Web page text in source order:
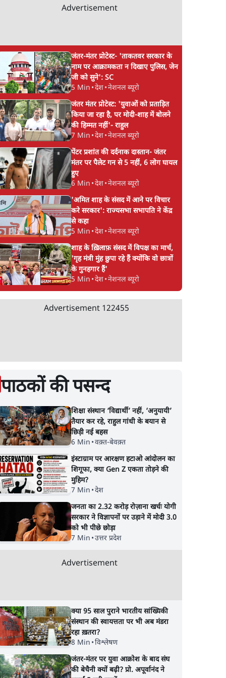
Advertisement
जंतर-मंतर प्रोटेस्ट- 'ताकतवर सरकार के
नाम पर आक्रामकता न दिखाए पुलिस, जेन
जी को सुने': SC
5 Min •देश•नेशनल ब्यूरो
जंतर मंतर प्रोटेस्ट: 'युवाओं को प्रताड़ित
किया जा रहा है, पर मोदी-शाह में बोलने
की हिम्मत नहीं'- राहुल
7 Min •देश•नेशनल ब्यूरो
पेंटर प्रशांत की दर्दनाक दास्तान- जंतर
मंतर पर पैलेट गन से 5 नहीं, 6 लोग घायल
हुए
6 Min •देश•नेशनल ब्यूरो
'अमित शाह के संसद में आने पर विचार
करे सरकार': राज्यसभा सभापति ने केंद्र
से कहा
5 Min •देश•नेशनल ब्यूरो
शाह के ख़िलाफ़ संसद में विपक्ष का मार्च,
'गृह मंत्री मुंह छुपा रहे हैं क्योंकि वो छात्रों
के गुनहगार हैं'
5 Min •देश•नेशनल ब्यूरो
Advertisement 122455
पाठकों की पसन्द
शिक्षा संस्थान ‘विद्यार्थी’ नहीं, ‘अनुयायी’
तैयार कर रहे, राहुल गांधी के बयान से
छिड़ी नई बहस
6 Min •वक़्त-बेवक़्त
इंस्टाग्राम पर आरक्षण हटाओ आंदोलन का
शिगूफा, क्या Gen Z एकता तोड़ने की
मुहिम?
7 Min •देश
जनता का 2.32 करोड़ रोज़ाना खर्चः योगी
सरकार ने विज्ञापनों पर उड़ाने में मोदी 3.0
को भी पीछे छोड़ा
7 Min •उत्तर प्रदेश
Advertisement
क्या 95 साल पुराने भारतीय सांख्यिकी
संस्थान की स्वायत्तता पर भी अब मंडरा
रहा ख़तरा?
8 Min •विश्लेषण
जंतर-मंतर पर युवा आक्रोश के बाद संघ
की बेचैनी क्यों बढ़ी? प्रो. अपूर्वानंद ने